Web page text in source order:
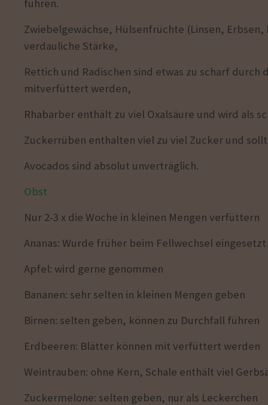
führen.
Zwiebelgewächse, Hülsenfrüchte (Linsen,
verdauliche Stärke,
Rettich und Radischen sind etwas zu scharf
mitverfüttert werden,
Rhabarber enthält zu viel Oxalsäure und wird als
Zuckerrüben enthalten viel zu viel Zucker und
Avocados sind absolut unverträglich.
Obst
Nur 2-3 x die Woche in kleinen Mengen verfüttern
Ananas: Wurde früher beim Fellwechsel
Apfel: wird gerne genommen
Bananen: sehr selten in kleinen Mengen geben
Birnen: selten geben, können zu Durchfall führen
Erdbeeren: Blätter können mit verfüttert werden
Weintrauben: ohne Kern, Schale enthält viel
Zuckermelone: selten geben, nur als Leckerchen